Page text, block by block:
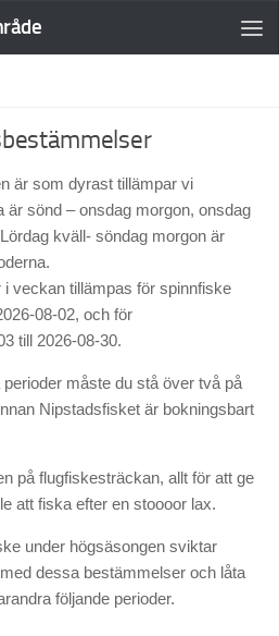
är som dyrast tillämpar vi
är sönd – onsdag morgon, onsdag
kväll- söndag morgon är
veckan tillämpas för spinnfiske
08-02, och för
till 2026-08-30.
måste du stå över två på
Nipstadsfisket är bokningsbart
på flugfiskesträckan, allt för att ge
att fiska efter en stoooor lax.
under högsäsongen sviktar
dessa bestämmelser och låta
följande perioder.